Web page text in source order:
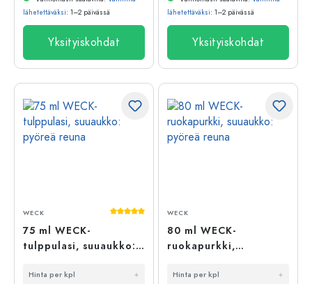
lähetettäväksi: 1–2 päivässä
Yksityiskohdat
lähetettäväksi: 1–2 päivässä
Yksityiskohdat
Keskimääräinen arvosana 5 5 tähdestä
WECK
75 ml WECK-
tulppulasi, suuaukko:
Hinta per kpl
WECK
80 ml WECK-
ruokapurkki,
reuna
Hinta per kpl